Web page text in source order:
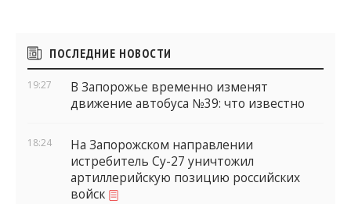
Боковые
виджеты
ПОСЛЕДНИЕ НОВОСТИ
19:27
В Запорожье временно изменят
движение автобуса №39: что известно
18:24
На Запорожском направлении
истребитель Су-27 уничтожил
артиллерийскую позицию российских
войск